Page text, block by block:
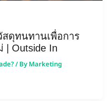
สดุทนทานเพื่อการ
| Outside In
/ By Marketing